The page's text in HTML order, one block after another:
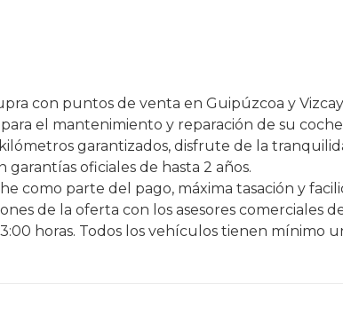
con puntos de venta en Guipúzcoa y
el mantenimiento y reparación de su
garantizados, disfrute de la
oficiales de hasta 2 años.
como parte del pago, máxima tasación y
de la oferta con los asesores comerciales
horas. Todos los vehículos tienen mínimo